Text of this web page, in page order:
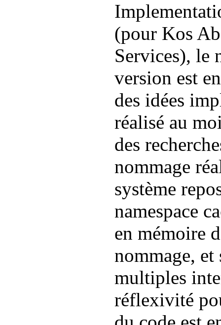
(pour Kos
Services), le
version est
des idées
réalisé au
des
nommage
système
namespace
en mémoire
nommage, et
multiples
réflexivité